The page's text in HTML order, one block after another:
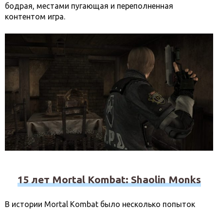
бодрая, местами пугающая и переполненная
контентом игра.
15 лет Mortal Kombat: Shaolin Monks
В истории Mortal Kombat было несколько попыток